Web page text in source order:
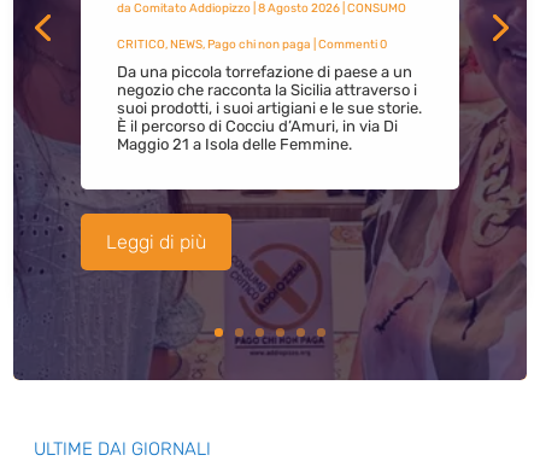
da Comitato Addiopizzo| 8 Agosto 2026| CONSUMO
CRITICO,NEWS,Pago chi non paga | Commenti 0
Da una piccola torrefazione di paese a un
negozio che racconta la Sicilia attraverso i
suoi prodotti, i suoi artigiani e le sue storie.
È il percorso di Cocciu d’Amuri, in via Di
Maggio 21 a Isola delle Femmine.
Leggi di più
ULTIME DAI GIORNALI